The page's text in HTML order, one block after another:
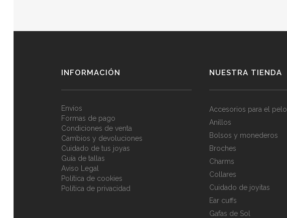
INFORMACIÓN
Envíos
Formas de pago
Condiciones de venta
Cambios y devoluciones
Cuidado de tus joyas
Guía de tallas
Aviso Legal
Política de cookies
Política de privacidad
NUESTRA TIENDA
Accesorios para el pelo
Anillos
Bolsos y monederos
Broches
Charms
Collares
Cuidado de joyitas
Ear cuffs
Gafas de Sol